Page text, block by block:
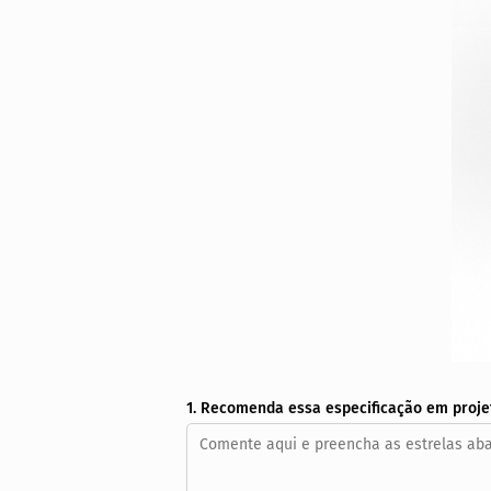
1. Recomenda essa especificação em